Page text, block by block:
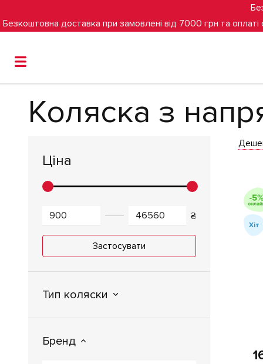
Безкоштовна доставка при замовлені від 7000 грн та оплаті
Коляска з
Ціна
₴
Застосувати
Тип коляски
Бренд
Хіт